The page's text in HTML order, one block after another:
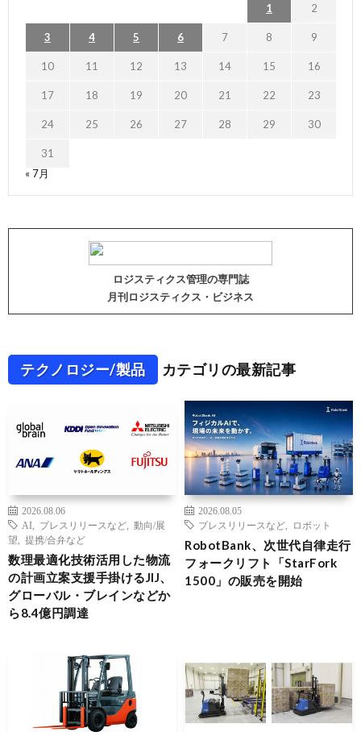
1 2
3 4 5 6 7 8 9
10 11 12 13 14 15 16
17 18 19 20 21 22 23
24 25 26 27 28 29 30
31
« 7月
ロジスティクス管理の専門誌
月刊ロジスティクス・ビジネス
テクノロジー/製品 カテゴリの最新記事
2026.08.06
AI
プレスリリースなど
動向/展
望
提携/合弁など
数理最適化技術活用した物流
の計画立案支援手掛けるJIJ、
グローバル・ブレインなどか
ら8.4億円調達
2026.08.05
プレスリリースなど
ロボット
RobotBank、次世代自律走行
フォークリフト「StarFork
1500」の販売を開始